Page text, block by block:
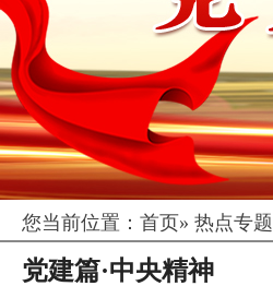
您当前位置： 首页» 热点专题
党建篇·中央精神